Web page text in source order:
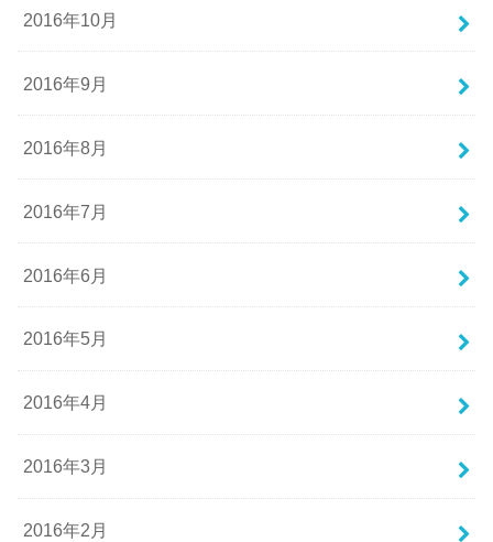
2016年10月
2016年9月
2016年8月
2016年7月
2016年6月
2016年5月
2016年4月
2016年3月
2016年2月